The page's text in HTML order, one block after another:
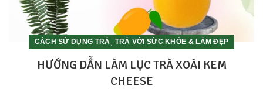
CÁCH SỬ DỤNG TRÀ TRÀ VỚI SỨC KHỎE & LÀM ĐẸP
HƯỚNG DẪN LÀM LỤC TRÀ XOÀI KEM
CHEESE